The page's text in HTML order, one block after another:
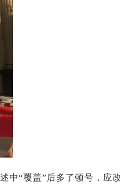
中“覆盖”后多了顿号，应